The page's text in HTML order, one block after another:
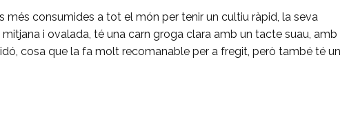
més consumides a tot el món per tenir un cultiu ràpid, la seva
mitjana i ovalada, té una carn groga clara amb un tacte suau, amb
cosa que la fa molt recomanable per a fregit, però també té un